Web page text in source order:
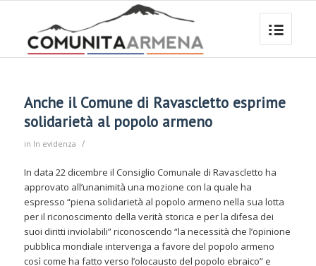
Anche il Comune di Ravascletto esprime
solidarietà al popolo armeno
in In evidenza /
In data 22 dicembre il Consiglio Comunale di Ravascletto ha
approvato all’unanimità una mozione con la quale ha
espresso “piena solidarietà al popolo armeno nella sua lotta
per il riconoscimento della verità storica e per la difesa dei
suoi diritti inviolabili” riconoscendo “la necessità che l’opinione
pubblica mondiale intervenga a favore del popolo armeno
così come ha fatto verso l’olocausto del popolo ebraico” e